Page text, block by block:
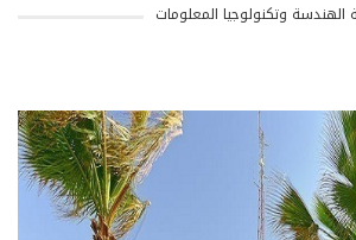
الهندسة وتكنولوجيا المعلومات